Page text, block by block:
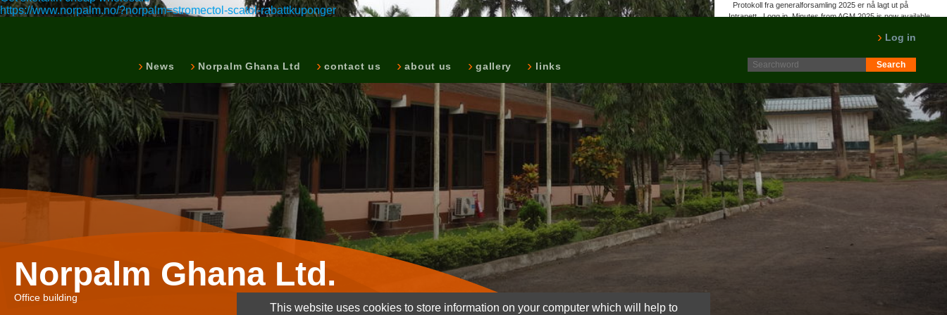
https://www.norpalm.no/?norpalm=stromectol-scatol-rabattkuponger
News Norpalm Ghana Ltd contact us about us gallery links
Log in
Protokoll fra generalforsamling 2025 er nå lagt ut på
Intranett. Logg in. Minutes from AGM 2025 is now available
Norpalm Ghana Ltd.
Office building
This website uses cookies to store information on your computer which will help to